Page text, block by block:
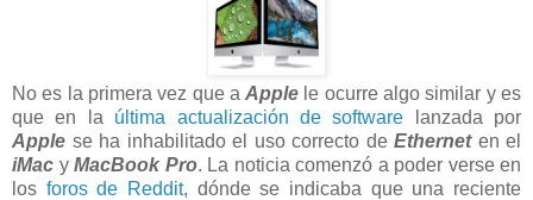
No es la primera vez que aApple le ocurre algo similar y es
que en la última actualización de software lanzada por
Apple se ha inhabilitado el uso correcto de Ethernet en el
iMac y MacBook Pro. La noticia comenzó a poder verse en
los foros de Reddit, dónde se indicaba que una reciente